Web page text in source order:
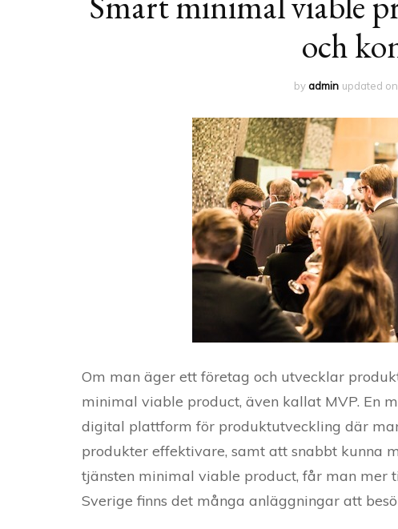
och
byadmin updated on
Om man äger ett företag och utvecklar
minimal viable product, även kallat MVP. En
digital plattform för produktutveckling där
produkter effektivare, samt att snabbt kunna
tjänsten minimal viable product, får man mer
Sverige finns det många anläggningar att